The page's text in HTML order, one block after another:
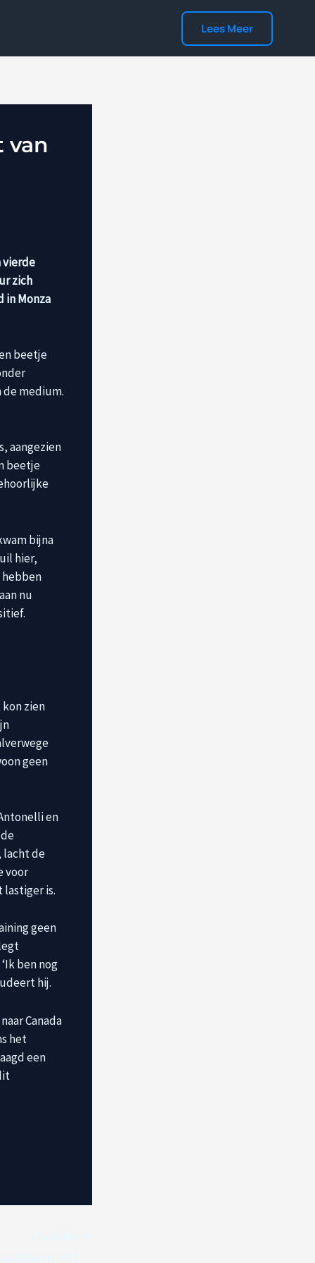
Lees Meer
van
vierde
zich
in Monza
beetje
de medium.
aangezien
beetje
bijna
hier,
hebben
nu
zien
geen
en
lacht de
voor
lastiger is.
geen
ben nog
hij.
Canada
het
een